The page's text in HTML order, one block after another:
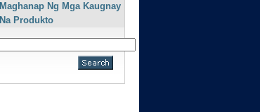
Maghanap Ng Mga Kaugnay
Na Produkto